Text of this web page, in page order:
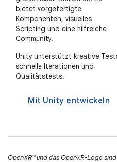
bietet vorgefertigte
Komponenten, visuelles
Scripting und eine hilfreiche
Community.
Unity unterstützt kreative
schnelle Iterationen und
Qualitätstests.
Mit Unity entwickeln
OpenXR™ und das OpenXR-Logo